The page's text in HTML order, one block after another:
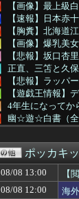
【画像】最上級
【速報】日本赤
【胸糞】北海道
【画像】爆乳美
【悲報】坂口杏
正直、三笘と久
【悲報】ラッパ
【遊戯王情報】
4年生になってか
幽☆遊☆白書（全
【ラブライブ！
【朗報】ヒカキ
【FF14】最適化
【文科省】女性
財源なき減税、
ポッカキ
08/08 13:00
【
08/08 12:00
海